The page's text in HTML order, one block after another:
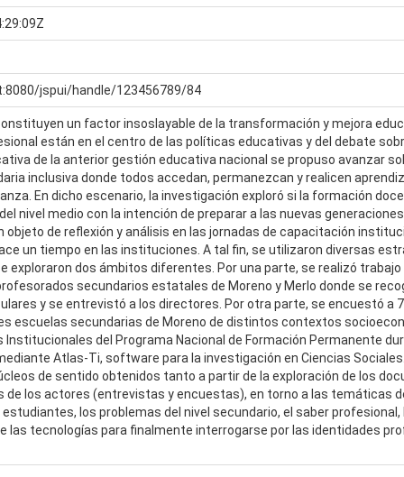
jspui/handle/123456789/84
un factor insoslayable de la transformación y mejora
están en el centro de las políticas educativas y del debate
de la anterior gestión educativa nacional se propuso avanzar
inclusiva donde todos accedan, permanezcan y realicen
En dicho escenario, la investigación exploró si la formación
nivel medio con la intención de preparar a las nuevas
objeto de reflexión y análisis en las jornadas de capacitación
un tiempo en las instituciones. A tal fin, se utilizaron diversas
exploraron dos ámbitos diferentes. Por una parte, se realizó
secundarios estatales de Moreno y Merlo donde se
y se entrevistó a los directores. Por otra parte, se encuestó a
escuelas secundarias de Moreno de distintos contextos
Institucionales del Programa Nacional de Formación Permanente
Atlas-Ti, software para la investigación en Ciencias
de sentido obtenidos tanto a partir de la exploración de los
de los actores (entrevistas y encuestas), en torno a las temáticas
los problemas del nivel secundario, el saber
las tecnologías para finalmente interrogarse por las identidades